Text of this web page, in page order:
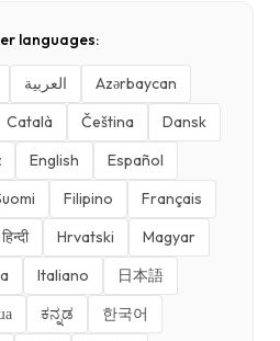
languages:
العربية
Azərbaycan
Català Čeština
Dansk
English
Español
Filipino
Français
हिन्दी Hrvatski
Magyar
Italiano
日本語
ಕನ್ನಡ
한국어